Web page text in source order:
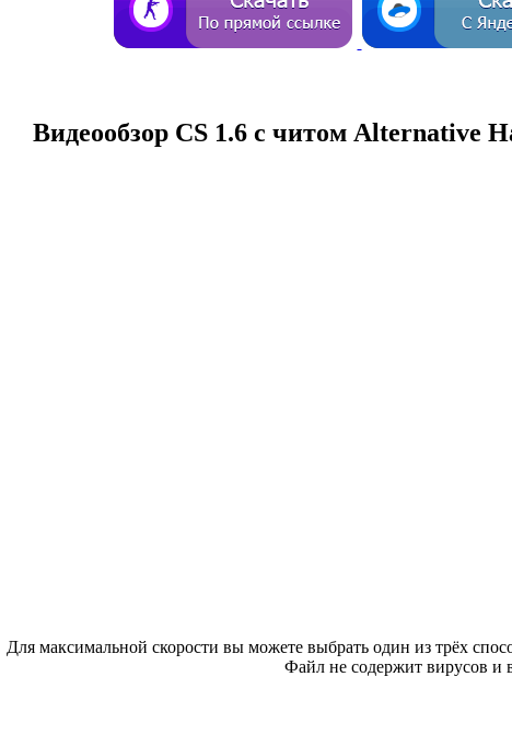
Видеообзор CS 1.6 с читом Alternative
Для максимальной скорости вы можете выбрать один из трёх
Файл не содержит вирусов и